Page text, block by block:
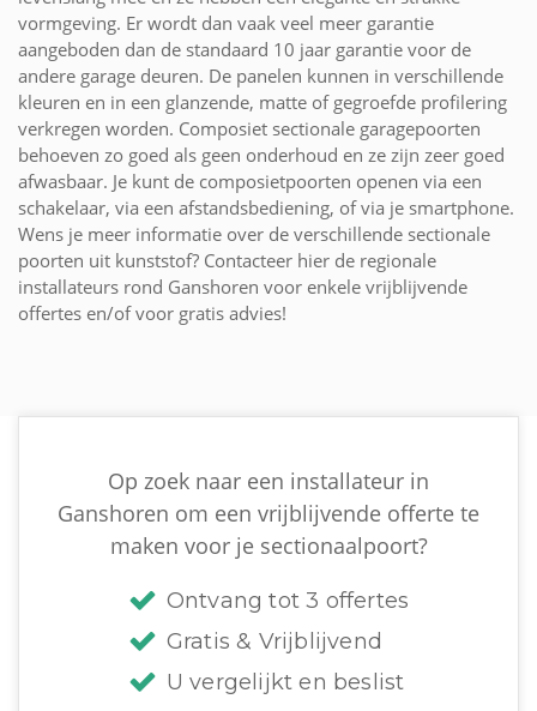
vormgeving. Er wordt dan vaak veel meer garantie
aangeboden dan de standaard 10 jaar garantie voor de
andere garage deuren. De panelen kunnen in verschillende
kleuren en in een glanzende, matte of gegroefde profilering
verkregen worden. Composiet sectionale garagepoorten
behoeven zo goed als geen onderhoud en ze zijn zeer goed
afwasbaar. Je kunt de composietpoorten openen via een
schakelaar, via een afstandsbediening, of via je smartphone.
Wens je meer informatie over de verschillende sectionale
poorten uit kunststof? Contacteer hier de regionale
installateurs rond Ganshoren voor enkele vrijblijvende
offertes en/of voor gratis advies!
Op zoek naar een installateur in
Ganshoren om een vrijblijvende offerte te
maken voor je sectionaalpoort?
Ontvang tot 3 offertes
Gratis & Vrijblijvend
U vergelijkt en beslist